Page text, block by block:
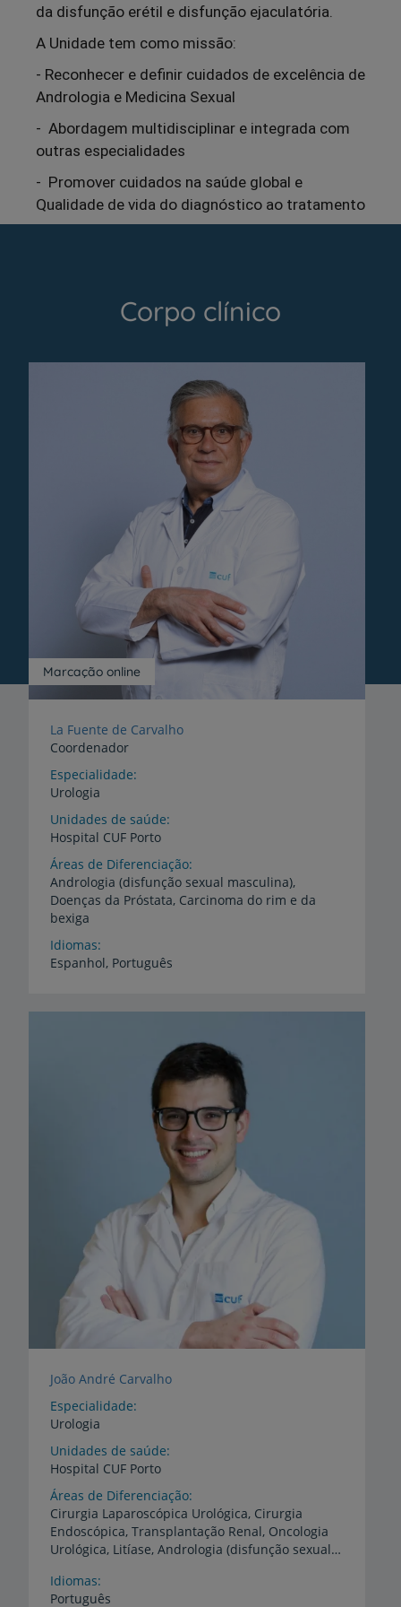
da disfunção erétil e disfunção ejaculatória.
A Unidade tem como missão:
- Reconhecer e definir cuidados de excelência de
Andrologia e Medicina Sexual
-  Abordagem multidisciplinar e integrada com
outras especialidades
-  Promover cuidados na saúde global e
Qualidade de vida do diagnóstico ao tratamento
Corpo clínico
Marcação online
La Fuente de Carvalho
Coordenador
Especialidade
Urologia
Unidades de saúde
Hospital CUF Porto
Áreas de Diferenciação
Andrologia (disfunção sexual masculina),
Doenças da Próstata, Carcinoma do rim e da
bexiga
Idiomas
Espanhol, Português
João André Carvalho
Especialidade
Urologia
Unidades de saúde
Hospital CUF Porto
Áreas de Diferenciação
Cirurgia Laparoscópica Urológica, Cirurgia
Endoscópica, Transplantação Renal, Oncologia
Urológica, Litíase, Andrologia (disfunção sexual masculina)
Idiomas
Português